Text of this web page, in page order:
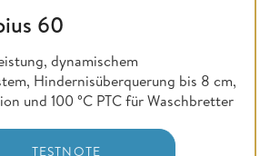
60
dynamischem
Hindernisüberquerung bis 8 cm,
und 100 °C PTC für Waschbretter
TESTNOTE